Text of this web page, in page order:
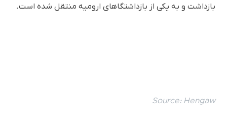
بازداشت و به یکی از بازداشتگاهای ارومیه منتقل شده است.
Source: Hengaw